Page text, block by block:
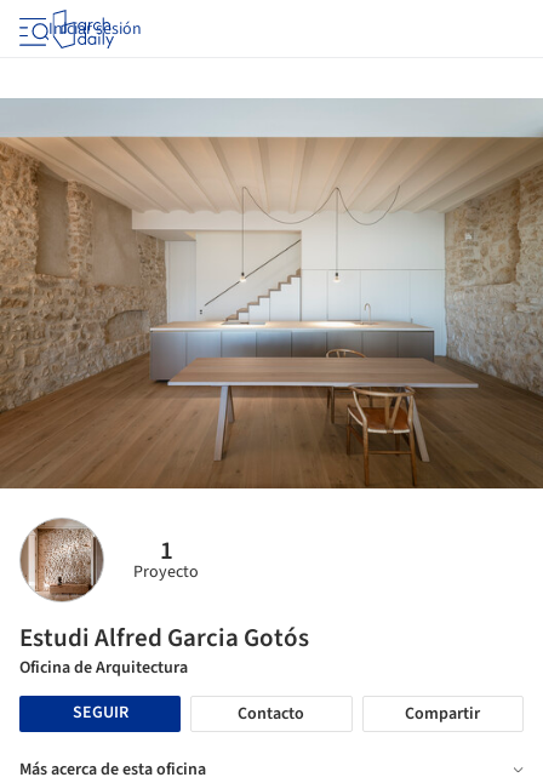
Iniciar sesión
1
Proyecto
Estudi Alfred Garcia Gotós
Oficina de Arquitectura
SEGUIR
Contacto Compartir
Más acerca de esta oficina